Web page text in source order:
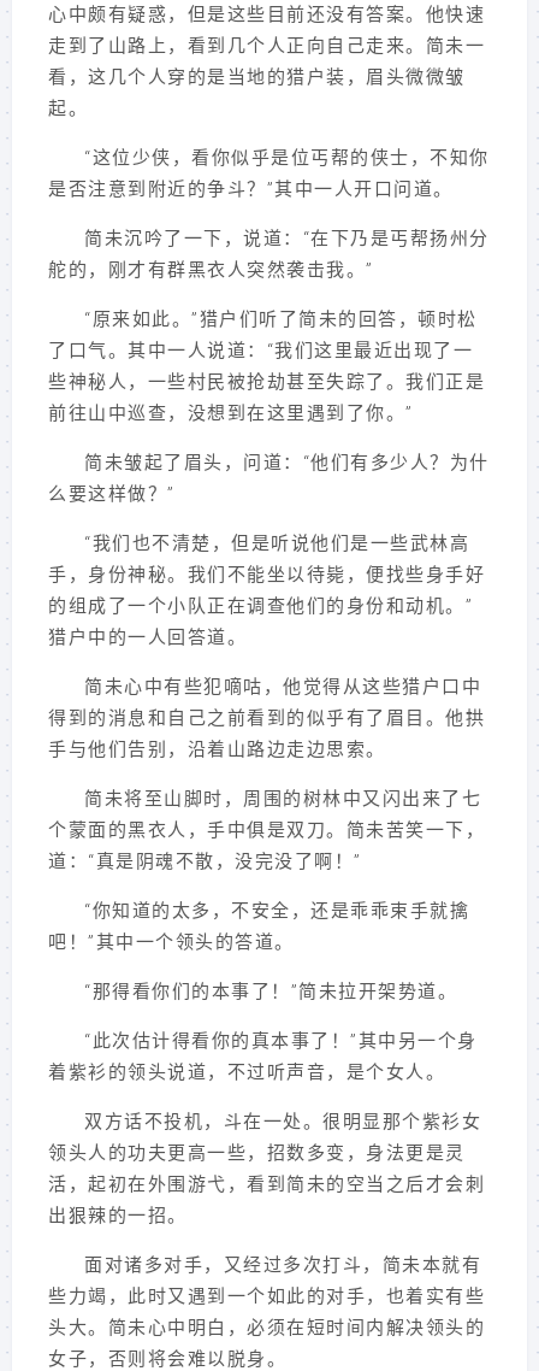
心中颇有疑惑，但是这些目前还没有答案。他快速
走到了山路上，看到几个人正向自己走来。简未一
看，这几个人穿的是当地的猎户装，眉头微微皱
起。
“这位少侠，看你似乎是位丐帮的侠士，不知你
是否注意到附近的争斗？”其中一人开口问道。
简未沉吟了一下，说道：“在下乃是丐帮扬州分
舵的，刚才有群黑衣人突然袭击我。”
“原来如此。”猎户们听了简未的回答，顿时松
了口气。其中一人说道：“我们这里最近出现了一
些神秘人，一些村民被抢劫甚至失踪了。我们正是
前往山中巡查，没想到在这里遇到了你。”
简未皱起了眉头，问道：“他们有多少人？为什
么要这样做？”
“我们也不清楚，但是听说他们是一些武林高
手，身份神秘。我们不能坐以待毙，便找些身手好
的组成了一个小队正在调查他们的身份和动机。”
猎户中的一人回答道。
简未心中有些犯嘀咕，他觉得从这些猎户口中
得到的消息和自己之前看到的似乎有了眉目。他拱
手与他们告别，沿着山路边走边思索。
简未将至山脚时，周围的树林中又闪出来了七
个蒙面的黑衣人，手中俱是双刀。简未苦笑一下，
道：“真是阴魂不散，没完没了啊！”
“你知道的太多，不安全，还是乖乖束手就擒
吧！”其中一个领头的答道。
“那得看你们的本事了！”简未拉开架势道。
“此次估计得看你的真本事了！”其中另一个身
着紫衫的领头说道，不过听声音，是个女人。
双方话不投机，斗在一处。很明显那个紫衫女
领头人的功夫更高一些，招数多变，身法更是灵
活，起初在外围游弋，看到简未的空当之后才会刺
出狠辣的一招。
面对诸多对手，又经过多次打斗，简未本就有
些力竭，此时又遇到一个如此的对手，也着实有些
头大。简未心中明白，必须在短时间内解决领头的
女子，否则将会难以脱身。